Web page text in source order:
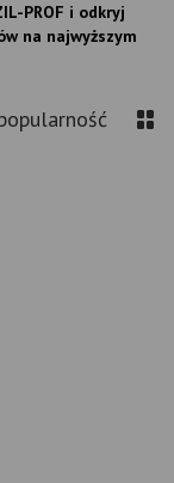
PROF i odkryj
na najwyższym